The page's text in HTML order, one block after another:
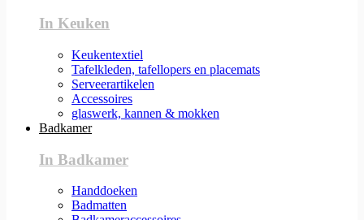
In Keuken
Keukentextiel
Tafelkleden, tafellopers en placemats
Serveerartikelen
Accessoires
glaswerk, kannen & mokken
Badkamer
In Badkamer
Handdoeken
Badmatten